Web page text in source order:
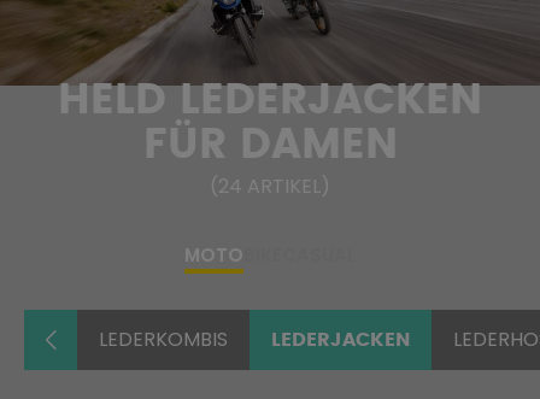
HELD LEDERJACKEN
FÜR DAMEN
(24 ARTIKEL)
MOTO
LEDERKOMBIS LEDERJACKEN